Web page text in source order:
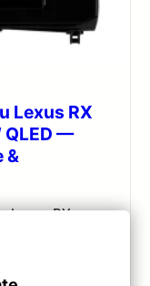
Lexus RX
QLED —
&
Lexus RX: